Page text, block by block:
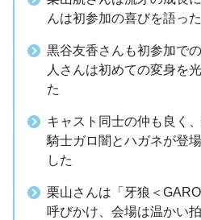
んは初参加の喜びを語った
黒谷友香さんも初参加で
人さんは初めての変身を
た
キャスト同士の仲も良く
騎士ガロ闇とハガネが登
した
栗山さんは「牙狼＜
呼びかけ、会場は温かい